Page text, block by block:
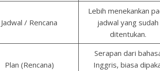
Jadwal / Rencana
Lebih menekankan
jadwal yang sudah
ditentukan.
Plan (Rencana)
Serapan dari
Inggris, biasa